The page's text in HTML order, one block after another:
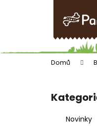
Domů
Přeskočit
kategorie
Novinky
k
obchodu
obchodu